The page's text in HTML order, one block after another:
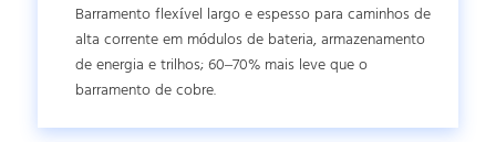
Barramento flexível largo e espesso para caminhos de
alta corrente em módulos de bateria, armazenamento
de energia e trilhos; 60–70% mais leve que o
barramento de cobre.